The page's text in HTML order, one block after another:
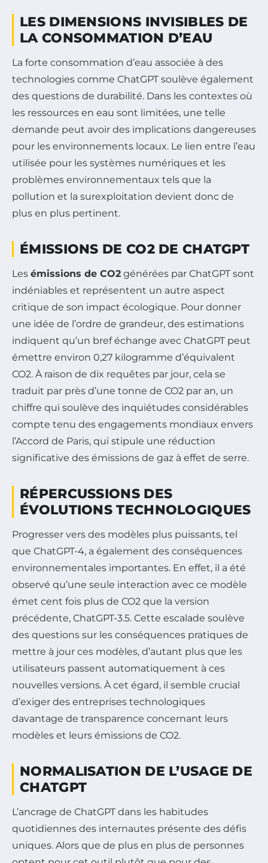
LES DIMENSIONS INVISIBLES DE
LA CONSOMMATION D’EAU
La forte consommation d’eau associée à des
technologies comme ChatGPT soulève également
des questions de durabilité. Dans les contextes où
les ressources en eau sont limitées, une telle
demande peut avoir des implications dangereuses
pour les environnements locaux. Le lien entre l’eau
utilisée pour les systèmes numériques et les
problèmes environnementaux tels que la
pollution et la surexploitation devient donc de
plus en plus pertinent.
ÉMISSIONS DE CO2 DE CHATGPT
Les émissions de CO2 générées par ChatGPT sont
indéniables et représentent un autre aspect
critique de son impact écologique. Pour donner
une idée de l’ordre de grandeur, des estimations
indiquent qu’un bref échange avec ChatGPT peut
émettre environ 0,27 kilogramme d’équivalent
CO2. À raison de dix requêtes par jour, cela se
traduit par près d’une tonne de CO2 par an, un
chiffre qui soulève des inquiétudes considérables
compte tenu des engagements mondiaux envers
l’Accord de Paris, qui stipule une réduction
significative des émissions de gaz à effet de serre.
RÉPERCUSSIONS DES
ÉVOLUTIONS TECHNOLOGIQUES
Progresser vers des modèles plus puissants, tel
que ChatGPT-4, a également des conséquences
environnementales importantes. En effet, il a été
observé qu’une seule interaction avec ce modèle
émet cent fois plus de CO2 que la version
précédente, ChatGPT-3.5. Cette escalade soulève
des questions sur les conséquences pratiques de
mettre à jour ces modèles, d’autant plus que les
utilisateurs passent automatiquement à ces
nouvelles versions. À cet égard, il semble crucial
d’exiger des entreprises technologiques
davantage de transparence concernant leurs
modèles et leurs émissions de CO2.
NORMALISATION DE L’USAGE DE
CHATGPT
L’ancrage de ChatGPT dans les habitudes
quotidiennes des internautes présente des défis
uniques. Alors que de plus en plus de personnes